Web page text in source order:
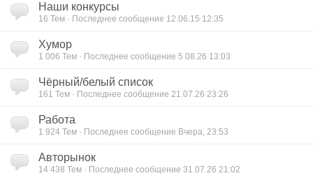
Наши конкурсы
16 Тем · Последнее сообщение 12.06.15 12:35
Хумор
1 006 Тем · Последнее сообщение 5.08.26 13:03
Чёрный/белый список
161 Тем · Последнее сообщение 21.07.26 23:26
Работа
1 924 Тем · Последнее сообщение Вчера, 23:53
Авторынок
14 438 Тем · Последнее сообщение 31.07.26 21:02